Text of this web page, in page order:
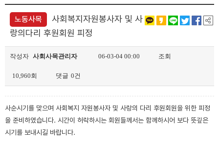
노동사목
사회복지자원봉사자 및 사
랑의다리 후원회원 피정
작성자 사회사목관리자 06-03-04 00:00 조회
10,960회 댓글 0건
사순시기를 맞으며 사회복지 자원봉사자 및 사랑의 다리 후원회원을 위한 피정
을 준비하였습니다. 시간이 허락하시는 회원들께서는 함께하시어 보다 뜻깊은
시기를 보내시길 바랍니다.